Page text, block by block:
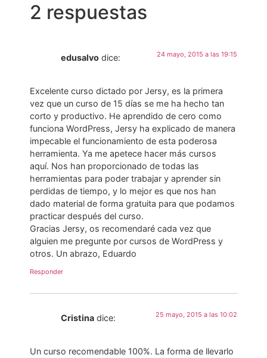
2 respuestas
edusalvo dice: 24 mayo, 2015 a las 19:15
Excelente curso dictado por Jersy, es la primera
vez que un curso de 15 días se me ha hecho tan
corto y productivo. He aprendido de cero como
funciona WordPress, Jersy ha explicado de manera
impecable el funcionamiento de esta poderosa
herramienta. Ya me apetece hacer más cursos
aquí. Nos han proporcionado de todas las
herramientas para poder trabajar y aprender sin
perdidas de tiempo, y lo mejor es que nos han
dado material de forma gratuita para que podamos
practicar después del curso.
Gracias Jersy, os recomendaré cada vez que
alguien me pregunte por cursos de WordPress y
otros. Un abrazo, Eduardo
Responder
Cristina dice: 25 mayo, 2015 a las 10:02
Un curso recomendable 100%. La forma de llevarlo